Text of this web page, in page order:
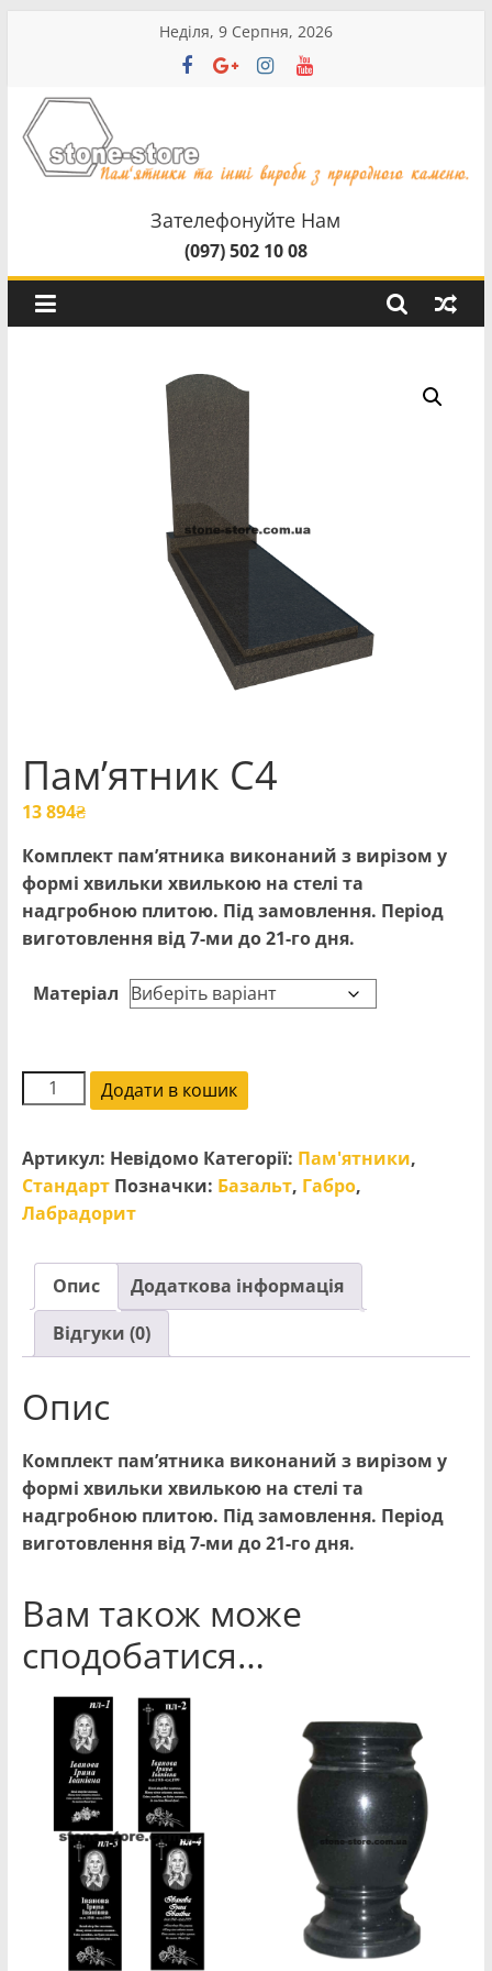
Неділя, 9 Серпня, 2026
stone-
Пам'ятники
та
інші
Зателефонуйте Нам
(097) 502 10 08
Пам’ятник С4
13 894₴
Комплект пам’ятника виконаний з вирізом у
формі хвильки хвилькою на стелі та
надгробною плитою. Під замовлення. Період
виготовлення від 7-ми до 21-го дня.
Матеріал
Пам'ятник
С4
Додати в кошик
Артикул: Невідомо Категорії: Пам'ятники,
Стандарт Позначки: Базальт, Габро,
Лабрадорит
Опис
Додаткова інформація
Відгуки (0)
Опис
Комплект пам’ятника виконаний з вирізом у
формі хвильки хвилькою на стелі та
надгробною плитою. Під замовлення. Період
виготовлення від 7-ми до 21-го дня.
Вам також може
сподобатися…